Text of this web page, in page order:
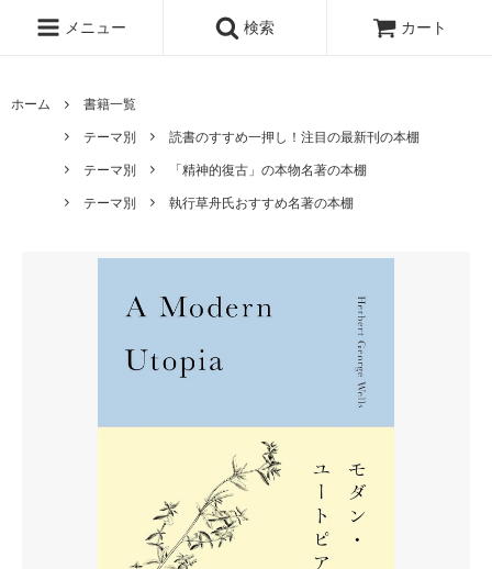
メニュー 検索 カート
ホーム
書籍一覧
テーマ別
読書のすすめ一押し！注目の最新刊の本棚
テーマ別
「精神的復古」の本物名著の本棚
テーマ別
執行草舟氏おすすめ名著の本棚